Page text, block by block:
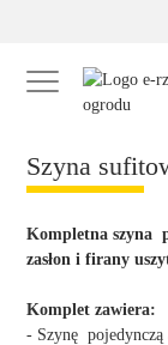
Szyna
Kompletna szyna
zasłon i firany
Komplet zawiera:
- Szynę